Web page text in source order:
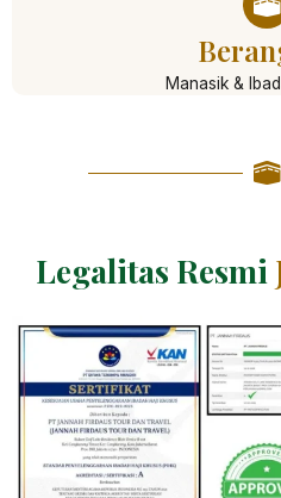
Manasik &
Legalitas Resmi